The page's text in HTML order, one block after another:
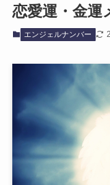
恋愛運・金運
エンジェルナンバー